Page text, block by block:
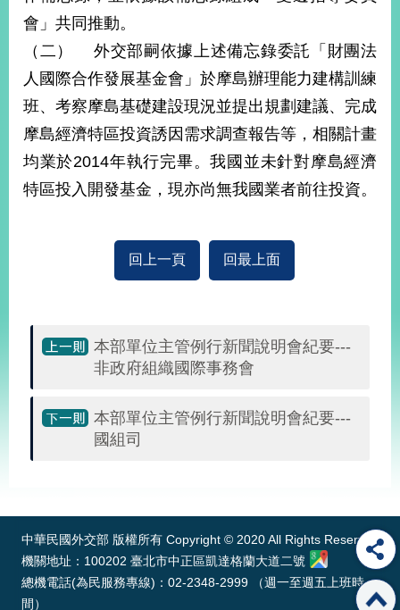
會」共同推動。
（二） 外交部嗣依據上述備忘錄委託「財團法
人國際合作發展基金會」於摩島辦理能力建構訓練
班、考察摩島基礎建設現況並提出規劃建議、完成
摩島經濟特區投資誘因需求調查報告等，相關計畫
均業於2014年執行完畢。我國並未針對摩島經濟
特區投入開發基金，現亦尚無我國業者前往投資。
回上一頁 回最上面
本部單位主管例行新聞說明會紀要---
非政府組織國際事務會
本部單位主管例行新聞說明會紀要---
國組司
中華民國外交部 版權所有 Copyright © 2020 All Rights Reserved
機關地址：100202 臺北市中正區凱達格蘭大道二號
總機電話(為民服務專線)：02-2348-2999 （週一至週五上班時
間）